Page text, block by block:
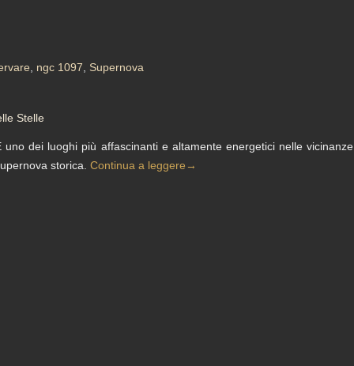
ngc 1097 Supernova
Stelle
uno dei luoghi più affascinanti e altamente energetici nelle
storica. Continua a leggere →